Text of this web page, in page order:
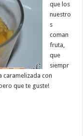
que los
nuestro
s
coman
fruta,
que
siempr
caramelizada con
que te guste!